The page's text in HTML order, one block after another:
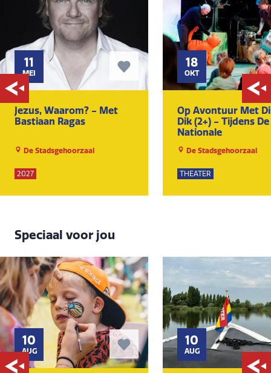
11
MEI
Jezus, Waarom? - Met
Bastiaan Ragas
De Stadsgehoorzaal
2027
18
OKT
Op Avontuur Met
Dik (2+) - Tijdens De
Nationale
De Stadsgehoorzaal
THEATER
Speciaal voor jou
10
AUG
10
AUG